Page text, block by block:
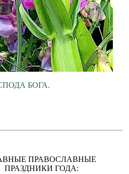
БОГА.
ПРАВОСЛАВНЫЕ
ПРАЗДНИКИ ГОДА: